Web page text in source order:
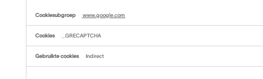
www.google.com
_GRECAPTCHA
Indirect